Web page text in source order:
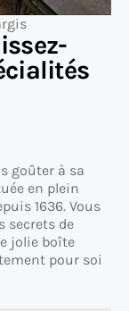
goûter à sa
en plein
1636. Vous
secrets de
jolie boîte
pour soi